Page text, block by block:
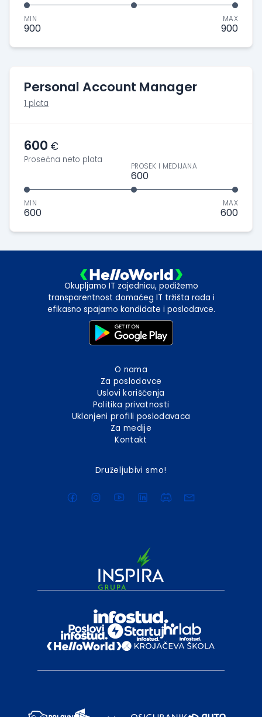
MIN
900
MAX
900
Personal Account Manager
1 plata
600 €
Prosečna neto plata
MIN
600
PROSEK I MEDIJANA
600
MAX
600
Okupljamo IT zajednicu, podižemo
transparentnost domaćeg IT tržišta rada i
efikasno spajamo kandidate i poslodavce.
O nama
Za poslodavce
Uslovi korišćenja
Politika privatnosti
Uklonjeni profili poslodavaca
Za medije
Kontakt
Druželjubivi smo!